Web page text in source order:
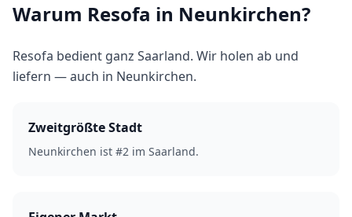
Warum Resofa in Neunkirchen?
Resofa bedient ganz Saarland. Wir holen ab und
liefern — auch in Neunkirchen.
Zweitgrößte Stadt
Neunkirchen ist #2 im Saarland.